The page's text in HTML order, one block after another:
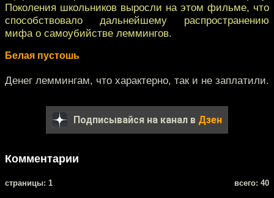
Поколения школьников выросли на этом фильме, что
способствовало дальнейшему распространению
мифа о самоубийстве леммингов.
Белая пустошь
Денег леммингам, что характерно, так и не заплатили.
Подписывайся на канал в Дзен
Комментарии
cтраницы: 1 всего: 40